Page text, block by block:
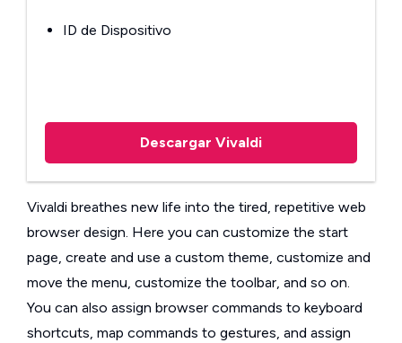
ID de Dispositivo
Descargar Vivaldi
Vivaldi breathes new life into the tired, repetitive web
browser design. Here you can customize the start
page, create and use a custom theme, customize and
move the menu, customize the toolbar, and so on.
You can also assign browser commands to keyboard
shortcuts, map commands to gestures, and assign